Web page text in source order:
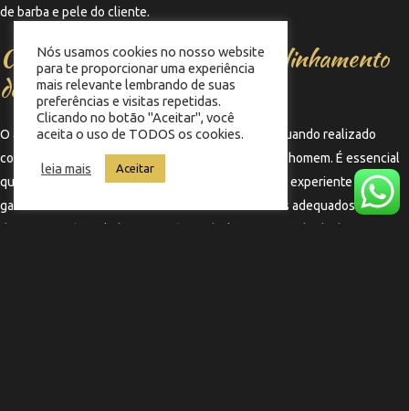
de barba e pele do cliente.
Considerações Finais sobre o Alinhamento
de Barba
O alinhamento de barba é um procedimento que, quando realizado
corretamente, pode transformar a aparência de um homem. É essencial
que o cliente escolha um profissional qualificado e experiente para
garantir um resultado satisfatório. Com os cuidados adequados antes,
Nós usamos cookies no nosso website
para te proporcionar uma experiência
mais relevante lembrando de suas
preferências e visitas repetidas.
Clicando no botão "Aceitar", você
aceita o uso de TODOS os cookies.
leia mais Aceitar